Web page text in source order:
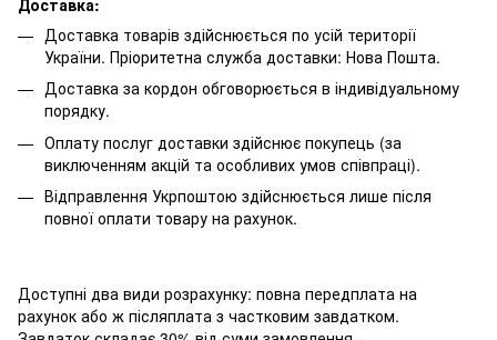
Доставка товарів здійснюється по усій території
України. Пріоритетна служба доставки: Нова Пошта.
Доставка за кордон обговорюється в індивідуальному
порядку.
Оплату послуг доставки здійснює покупець (за
виключенням акцій та особливих умов співпраці).
Відправлення Укрпоштою здійснюється лише після
повної оплати товару на рахунок.
Доступні два види розрахунку: повна передплата на
рахунок або ж післяплата з частковим завдатком.